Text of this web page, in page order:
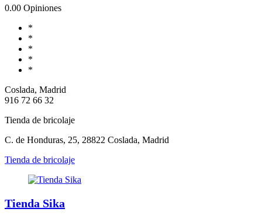
0.00 Opiniones
*
*
*
*
*
Coslada, Madrid
916 72 66 32
Tienda de bricolaje
C. de Honduras, 25, 28822 Coslada, Madrid
Tienda de bricolaje
Tienda Sika